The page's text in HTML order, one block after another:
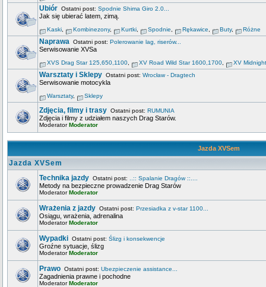
Ubiór Ostatni post: Spodnie Shima Giro 2.0...
Jak się ubierać latem, zimą.
Kaski Kombinezony, Kurtki Spodnie Rękawice Buty, Różne
Naprawa Ostatni post: Polerowanie lag, riserów...
Serwisowanie XVSa
XVS Drag Star 125,650,1100 XV Road Wild Star 1600,1700 XV
Warsztaty i Sklepy Ostatni post: Wrocław - Dragtech
Serwisowanie motocykla
Warsztaty, Sklepy
Zdjęcia, filmy i trasy Ostatni post: RUMUNIA
Zdjęcia i filmy z udziałem naszych Drag Starów.
ModeratorModerator
Jazda XVSem
Jazda XVSem
Technika jazdy Ostatni post: ..:: Spalanie Dragów ::....
Metody na bezpieczne prowadzenie Drag Starów
ModeratorModerator
Wrażenia z jazdy Ostatni post: Przesiadka z v-star 1100...
Osiągu, wrażenia, adrenalina
ModeratorModerator
Wypadki Ostatni post: Ślizg i konsekwencje
Groźne sytuacje, ślizg
ModeratorModerator
Prawo Ostatni post: Ubezpieczenie assistance...
Zagadnienia prawne i pochodne
ModeratorModerator